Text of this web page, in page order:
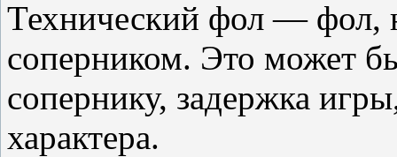
Технический фол — фол,
соперником. Это может
сопернику, задержка
характера.